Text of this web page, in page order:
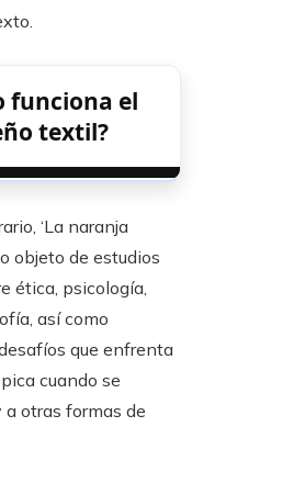
funciona el
textil?
‘La naranja
objeto de estudios
ética, psicología,
así como
que enfrenta
cuando se
otras formas de